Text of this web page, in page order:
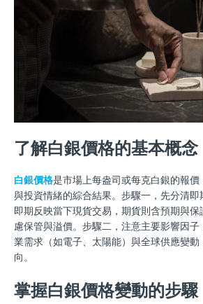
了解白銀價格的基本概念
白銀價格是市場上每盎司或每克白銀的報
與投資情緒的綜合結果。步驟一，先分清即
即期反映當下現貨交易，期貨則含預期與
慮保管與溢價。步驟二，注意主要影響因
業需求（如電子、太陽能）與全球供應變
向。
掌握白銀價格變動的步驟